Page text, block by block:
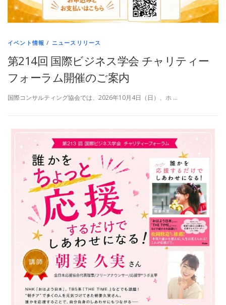
イベント情報 / ニュースリリース
第214回 国際ビジネス学会 チャリティー
フォーラム開催のご案内
国際コンサルティング協会では、2026年10月4日（日）、ホ …